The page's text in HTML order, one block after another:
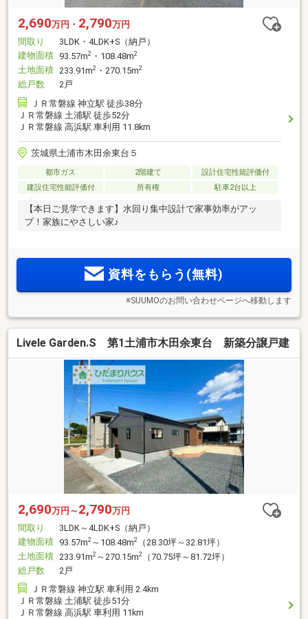
2,690万円・ 2,790万円
間取り
3LDK・4LDK+S（納戸）
建物面積 93.57m2 ・108.48m2
土地面積 233.91m2 ・270.15m2
総戸数
2戸
ＪＲ常磐線 神立駅 徒歩38分
ＪＲ常磐線 土浦駅 徒歩52分
ＪＲ常磐線 高浜駅 車利用 11.8km
茨城県土浦市木田余東台５
都市ガス 2階建て
設計住宅性能評価付
建設住宅性能評価付
所有権 駐車2台以上
【本日ご見学できます】水回り集中設計で家事効率がアッ
プ！家族にやさしい家♪
資料をもらう(無料)
※SUUMOのお問い合わせページへ移動します
Livele Garden.S 第1土浦市木田余東台 新築分譲戸建
2,690万円～ 2,790万円
間取り
3LDK～4LDK+S（納戸）
建物面積 93.57m2 ～108.48m2
（28.30坪～32.81坪）
土地面積 233.91m2 ～270.15m2
（70.75坪～81.72坪）
総戸数
2戸
ＪＲ常磐線 神立駅 車利用 2.4km
ＪＲ常磐線 土浦駅 徒歩51分
ＪＲ常磐線 高浜駅 車利用 11km